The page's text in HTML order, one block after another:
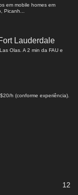
em mobile homes em
Picanh...
Lauderdale
Olas. A 2 min da FAU e
h (conforme experiência).
12